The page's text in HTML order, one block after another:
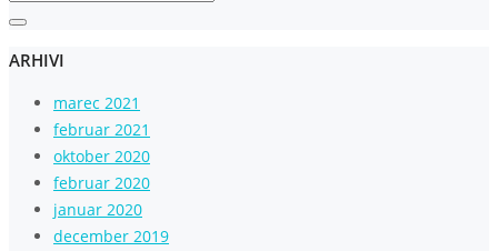
ARHIVI
marec 2021
februar 2021
oktober 2020
februar 2020
januar 2020
december 2019